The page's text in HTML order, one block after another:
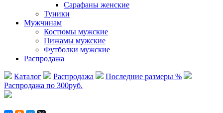
Сарафаны женские
Туники
Мужчинам
Костюмы мужские
Пижамы мужские
Футболки мужские
Распродажа
Каталог Распродажа
Последние размеры %
Распродажа по 300руб.